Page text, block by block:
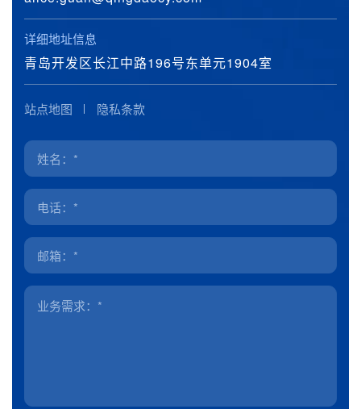
详细地址信息
青岛开发区长江中路196号东单元1904室
站点地图 隐私条款